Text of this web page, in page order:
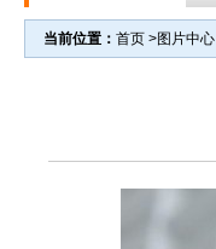
当前位置： 首页 >图片中心